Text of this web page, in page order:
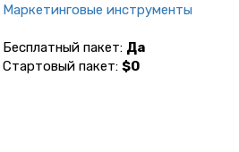
Маркетинговые инструменты
Бесплатный пакет: Да
Стартовый пакет: $0